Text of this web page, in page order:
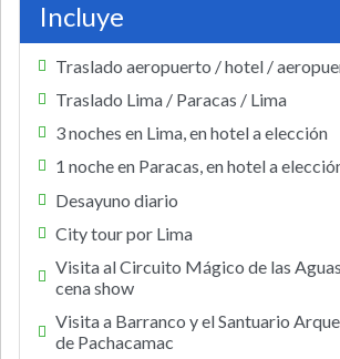
Incluye
Traslado aeropuerto / hotel /
Traslado Lima / Paracas / Lima
3 noches en Lima, en hotel a elección
1 noche en Paracas, en hotel a
Desayuno diario
City tour por Lima
Visita al Circuito Mágico de las
cena show
Visita a Barranco y el Santuario
de Pachacamac